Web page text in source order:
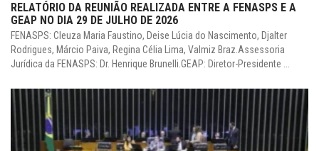
RELATÓRIO DA REUNIÃO REALIZADA ENTRE A FENASPS E A
GEAP NO DIA 29 DE JULHO DE 2026
FENASPS: Cleuza Maria Faustino, Deise Lúcia do Nascimento, Djalter
Rodrigues, Márcio Paiva, Regina Célia Lima, Valmiz Braz.Assessoria
Jurídica da FENASPS: Dr. Henrique Brunelli.GEAP: Diretor-Presidente ...